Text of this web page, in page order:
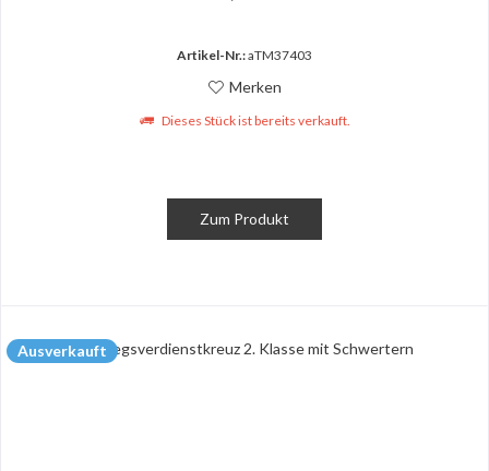
Artikel-Nr.:aTM37403
Merken
Dieses Stück ist bereits verkauft.
Zum Produkt
Ausverkauft